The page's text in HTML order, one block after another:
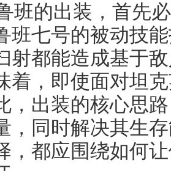
班的出装，首先
班七号的被动技
射都能造成基于
着，即使面对坦
，出装的核心思
，同时解决其生
，都应围绕如何